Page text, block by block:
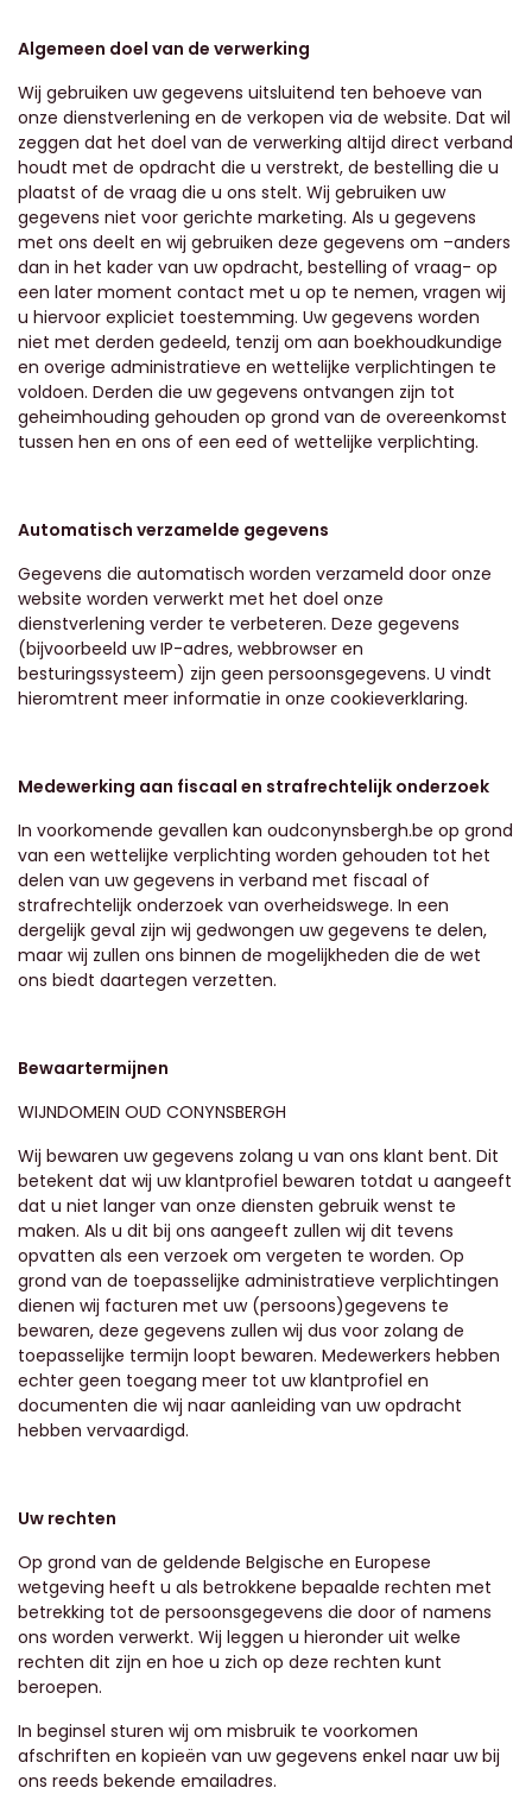
Algemeen doel van de verwerking
Wij gebruiken uw gegevens uitsluitend ten behoeve van
onze dienstverlening en de verkopen via de website. Dat wil
zeggen dat het doel van de verwerking altijd direct verband
houdt met de opdracht die u verstrekt, de bestelling die u
plaatst of de vraag die u ons stelt. Wij gebruiken uw
gegevens niet voor gerichte marketing. Als u gegevens
met ons deelt en wij gebruiken deze gegevens om –anders
dan in het kader van uw opdracht, bestelling of vraag- op
een later moment contact met u op te nemen, vragen wij
u hiervoor expliciet toestemming. Uw gegevens worden
niet met derden gedeeld, tenzij om aan boekhoudkundige
en overige administratieve en wettelijke verplichtingen te
voldoen. Derden die uw gegevens ontvangen zijn tot
geheimhouding gehouden op grond van de overeenkomst
tussen hen en ons of een eed of wettelijke verplichting.
Automatisch verzamelde gegevens
Gegevens die automatisch worden verzameld door onze
website worden verwerkt met het doel onze
dienstverlening verder te verbeteren. Deze gegevens
(bijvoorbeeld uw IP-adres, webbrowser en
besturingssysteem) zijn geen persoonsgegevens. U vindt
hieromtrent meer informatie in onze cookieverklaring.
Medewerking aan fiscaal en strafrechtelijk onderzoek
In voorkomende gevallen kan oudconynsbergh.be op grond
van een wettelijke verplichting worden gehouden tot het
delen van uw gegevens in verband met fiscaal of
strafrechtelijk onderzoek van overheidswege. In een
dergelijk geval zijn wij gedwongen uw gegevens te delen,
maar wij zullen ons binnen de mogelijkheden die de wet
ons biedt daartegen verzetten.
Bewaartermijnen
WIJNDOMEIN OUD CONYNSBERGH
Wij bewaren uw gegevens zolang u van ons klant bent. Dit
betekent dat wij uw klantprofiel bewaren totdat u aangeeft
dat u niet langer van onze diensten gebruik wenst te
maken. Als u dit bij ons aangeeft zullen wij dit tevens
opvatten als een verzoek om vergeten te worden. Op
grond van de toepasselijke administratieve verplichtingen
dienen wij facturen met uw (persoons)gegevens te
bewaren, deze gegevens zullen wij dus voor zolang de
toepasselijke termijn loopt bewaren. Medewerkers hebben
echter geen toegang meer tot uw klantprofiel en
documenten die wij naar aanleiding van uw opdracht
hebben vervaardigd.
Uw rechten
Op grond van de geldende Belgische en Europese
wetgeving heeft u als betrokkene bepaalde rechten met
betrekking tot de persoonsgegevens die door of namens
ons worden verwerkt. Wij leggen u hieronder uit welke
rechten dit zijn en hoe u zich op deze rechten kunt
beroepen.
In beginsel sturen wij om misbruik te voorkomen
afschriften en kopieën van uw gegevens enkel naar uw bij
ons reeds bekende emailadres.